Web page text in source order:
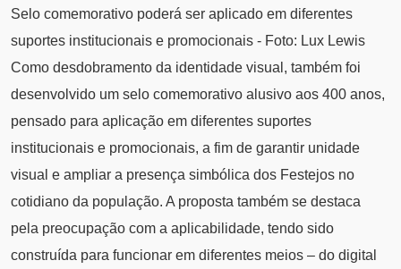
Selo comemorativo poderá ser aplicado em diferentes
suportes institucionais e promocionais - Foto: Lux Lewis
Como desdobramento da identidade visual, também foi
desenvolvido um selo comemorativo alusivo aos 400 anos,
pensado para aplicação em diferentes suportes
institucionais e promocionais, a fim de garantir unidade
visual e ampliar a presença simbólica dos Festejos no
cotidiano da população. A proposta também se destaca
pela preocupação com a aplicabilidade, tendo sido
construída para funcionar em diferentes meios – do digital